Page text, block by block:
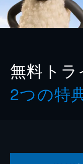
無料ト
2つの特